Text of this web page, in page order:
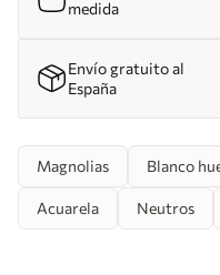
medida
Envío gratuito al
España
Magnolias Blanco
Acuarela Neutros